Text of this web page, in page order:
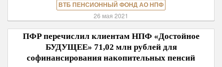
ВТБ ПЕНСИОННЫЙ ФОНД АО НПФ
26 мая 2021
ПФР перечислил клиентам НПФ «Достойное
БУДУЩЕЕ» 71,02 млн рублей для
софинансирования накопительных пенсий